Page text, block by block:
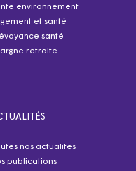
environnement
et santé
santé
retraite
nos actualités
publications